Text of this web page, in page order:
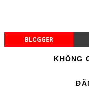
BLOGGER
KHÔNG